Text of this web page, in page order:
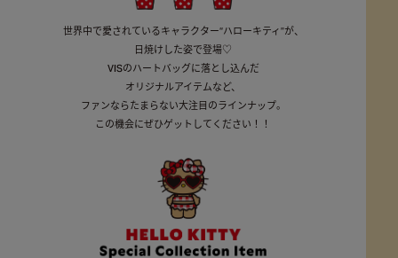
世界中で愛されているキャラクター“ハローキティ”が、
日焼けした姿で登場♡
VISのハートバッグに落とし込んだ
オリジナルアイテムなど、
ファンならたまらない大注目のラインナップ。
この機会にぜひゲットしてください！！